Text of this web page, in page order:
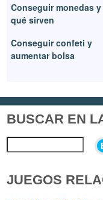
Conseguir monedas y
qué sirven
Conseguir confeti y
aumentar bolsa
BUSCAR EN
JUEGOS